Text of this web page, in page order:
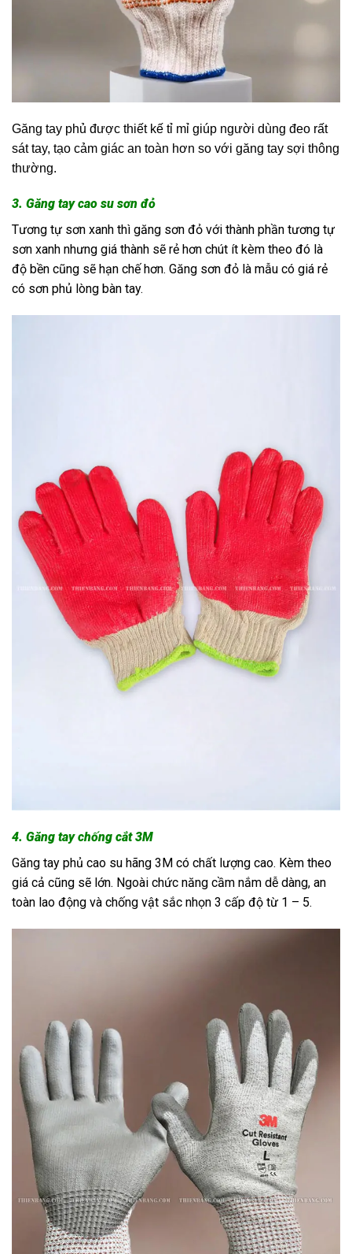
Găng tay phủ được thiết kế tỉ mỉ giúp người dùng đeo rất
sát tay, tạo cảm giác an toàn hơn so với găng tay sợi thông
thường.
3. Găng tay cao su sơn đỏ
Tương tự sơn xanh thì găng sơn đỏ với thành phần tương tự
sơn xanh nhưng giá thành sẽ rẻ hơn chút ít kèm theo đó là
độ bền cũng sẽ hạn chế hơn. Găng sơn đỏ là mẫu có giá rẻ
có sơn phủ lòng bàn tay.
4. Găng tay chống cắt 3M
Găng tay phủ cao su hãng 3M có chất lượng cao. Kèm theo
giá cả cũng sẽ lớn. Ngoài chức năng cầm nắm dễ dàng, an
toàn lao động và chống vật sắc nhọn 3 cấp độ từ 1 – 5.